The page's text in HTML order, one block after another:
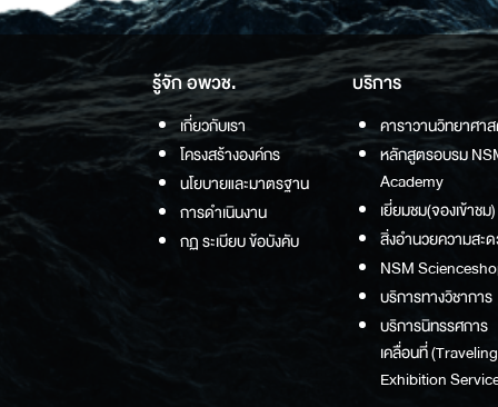
รู้จัก อพวช.
เกี่ยวกับเรา
โครงสร้างองค์กร
นโยบายและมาตรฐาน
การดำเนินงาน
กฏ ระเบียบ ข้อบังคับ
บริการ
คาราวานวิทยาศา
หลักสูตรอบรม
Academy
เยี่ยมชม(จองเข้าชม)
สิ่งอำนวยความสะ
NSM
บริการทางวิชาการ
บริการนิทรรศการ
เคลื่อนที่ (Traveling
Exhibition